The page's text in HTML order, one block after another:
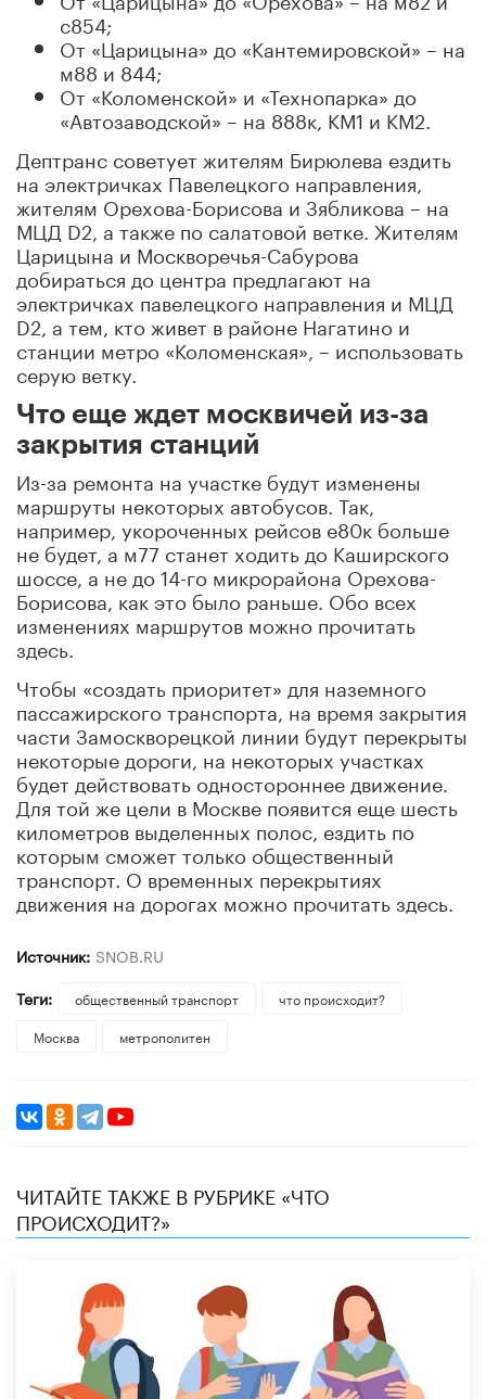
с854;
От «Царицына» до «Кантемировской» – на
м88 и 844;
От «Коломенской» и «Технопарка» до
«Автозаводской» – на 888к, КМ1 и КМ2.
Дептранс советует жителям Бирюлева ездить
на электричках Павелецкого направления,
жителям Орехова-Борисова и Зябликова – на
МЦД D2, а также по салатовой ветке. Жителям
Царицына и Москворечья-Сабурова
добираться до центра предлагают на
электричках павелецкого направления и МЦД
D2, а тем, кто живет в районе Нагатино и
станции метро «Коломенская», – использовать
серую ветку.
Что еще ждет москвичей из-за
закрытия станций
Из-за ремонта на участке будут изменены
маршруты некоторых автобусов. Так,
например, укороченных рейсов е80к больше
не будет, а м77 станет ходить до Каширского
шоссе, а не до 14-го микрорайона Орехова-
Борисова, как это было раньше. Обо всех
изменениях маршрутов можно прочитать
здесь.
Чтобы «создать приоритет» для наземного
пассажирского транспорта, на время закрытия
части Замоскворецкой линии будут перекрыты
некоторые дороги, на некоторых участках
будет действовать одностороннее движение.
Для той же цели в Москве появится еще шесть
километров выделенных полос, ездить по
которым сможет только общественный
транспорт. О временных перекрытиях
движения на дорогах можно прочитать здесь.
Источник: SNOB.RU
Теги:
общественный транспорт
что происходит?
Москва
метрополитен
ЧИТАЙТЕ ТАКЖЕ В РУБРИКЕ «ЧТО
ПРОИСХОДИТ?»